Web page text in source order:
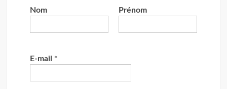
Nom Prénom
E-mail *